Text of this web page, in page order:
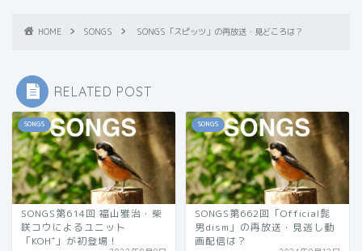
HOME SONGS SONGS「スピッツ」の再放送・見どころは？
RELATED POST
SONGS
SONGS第614回 福山雅治・柴
咲コウによるユニット
「KOH⁺」が初登場！
SONGS
SONGS第662回「Official髭
男dism」の再放送・見逃し動
画配信は？